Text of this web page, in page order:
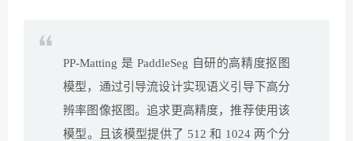
PP-Matting 是 PaddleSeg 自研的高精度抠图
模型，通过引导流设计实现语义引导下高分
辨率图像抠图。追求更高精度，推荐使用该
模型。且该模型提供了 512 和 1024 两个分